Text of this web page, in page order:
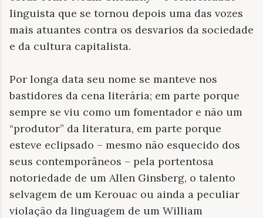
linguista que se tornou depois uma das vozes
mais atuantes contra os desvarios da sociedade
e da cultura capitalista.
Por longa data seu nome se manteve nos
bastidores da cena literária; em parte porque
sempre se viu como um fomentador e não um
“produtor” da literatura, em parte porque
esteve eclipsado – mesmo não esquecido dos
seus contemporâneos – pela portentosa
notoriedade de um Allen Ginsberg, o talento
selvagem de um Kerouac ou ainda a peculiar
violação da linguagem de um William